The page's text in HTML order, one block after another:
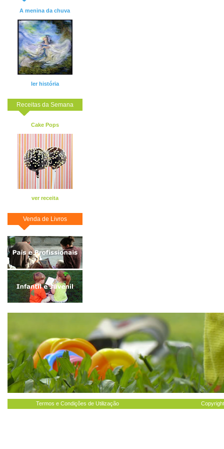
A menina da chuva
ler história
Receitas da Semana
Cake Pops
ver receita
Venda de Livros
Termos e Condições de Utilização